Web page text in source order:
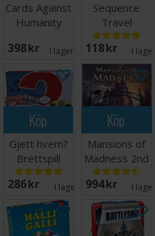
Cards Against
Humanity
398 SEK I lager: 20+
Sequence
Travel
Brädspel -
Reseutgåva
118 SEK I lager:
Köp
Gjett hvem?
Brettspill
286 SEK I lager: 7
Köp
Mansions of
Madness 2nd
Edition
994 SEK I lager: